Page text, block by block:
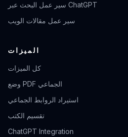
سير عمل البحث عبر ChatGPT
سير عمل مقالات الويب
الميزات
كل الميزات
وضع PDF الجماعي
استيراد الروابط الجماعي
تقسيم الكتب
ChatGPT Integration